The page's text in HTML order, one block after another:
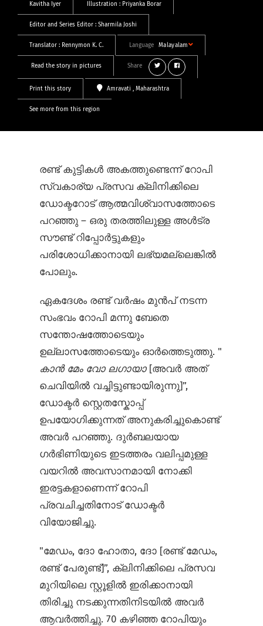
Kavitha Iyer Illustration : Priyanka Borar
Editor and Series Editor : Sharmila Joshi
Translator : Rennymon K. C. Language Malayalam
Read the story in pictures Share
Print this story Amravati , Maharashtra
See more from this region
രണ്ട് കുട്ടികൾ അകത്തുണ്ടെന്ന് റോപി
സ്വകാര്യ പ്രസവ ക്ലിനിക്കിലെ
ഡോക്ടറോട് ആത്മവിശ്വാസത്തോടെ
പറഞ്ഞു – ഒരു തരത്തിലുള്ള അൾട്ര
സൗണ്ട് റിപ്പോർട്ടുകളും
പരിശോധിക്കാനായി ലഭ്യമല്ലെങ്കിൽ
പോലും.
ഏകദേശം രണ്ട് വർഷം മുൻപ് നടന്ന
സംഭവം റോപി മന്നു ബേതെ
സന്തോഷത്തോടെയും
ഉല്ലാസത്തോടെയും ഓർത്തെടുത്തു. "
കാൻ മേം വോ ലഗായാ [അവർ അത്
ചെവിയിൽ വച്ചിട്ടുണ്ടായിരുന്നു]”,
ഡോക്ടർ സ്റ്റെതസ്കോപ്പ്
ഉപയോഗിക്കുന്നത് അനുകരിച്ചുകൊണ്ട്
അവർ പറഞ്ഞു. ദുർബലയായ
ഗർഭിണിയുടെ ഇടത്തരം വലിപ്പമുള്ള
വയറിൽ അവസാനമായി നോക്കി
ഇരട്ടകളാണെന്ന് റോപി
പ്രവചിച്ചതിനോട് ഡോക്ടർ
വിയോജിച്ചു.
"മേഡം, ദോ ഹോതാ, ദോ [രണ്ട് മേഡം,
രണ്ട് പേരുണ്ട്]”, ക്ലിനിക്കിലെ പ്രസവ
മുറിയിലെ സ്റ്റൂളിൽ ഇരിക്കാനായി
തിരിച്ചു നടക്കുന്നതിനിടയിൽ അവർ
ആവർത്തിച്ചു. 70 കഴിഞ്ഞ റോപിയും